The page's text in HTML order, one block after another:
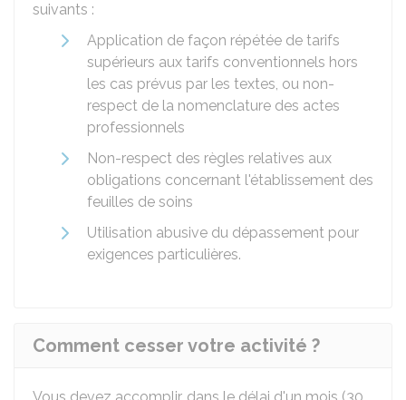
suivants :
Application de façon répétée de tarifs
supérieurs aux tarifs conventionnels hors
les cas prévus par les textes, ou non-
respect de la nomenclature des actes
professionnels
Non-respect des règles relatives aux
obligations concernant l'établissement des
feuilles de soins
Utilisation abusive du dépassement pour
exigences particulières.
Comment cesser votre activité ?